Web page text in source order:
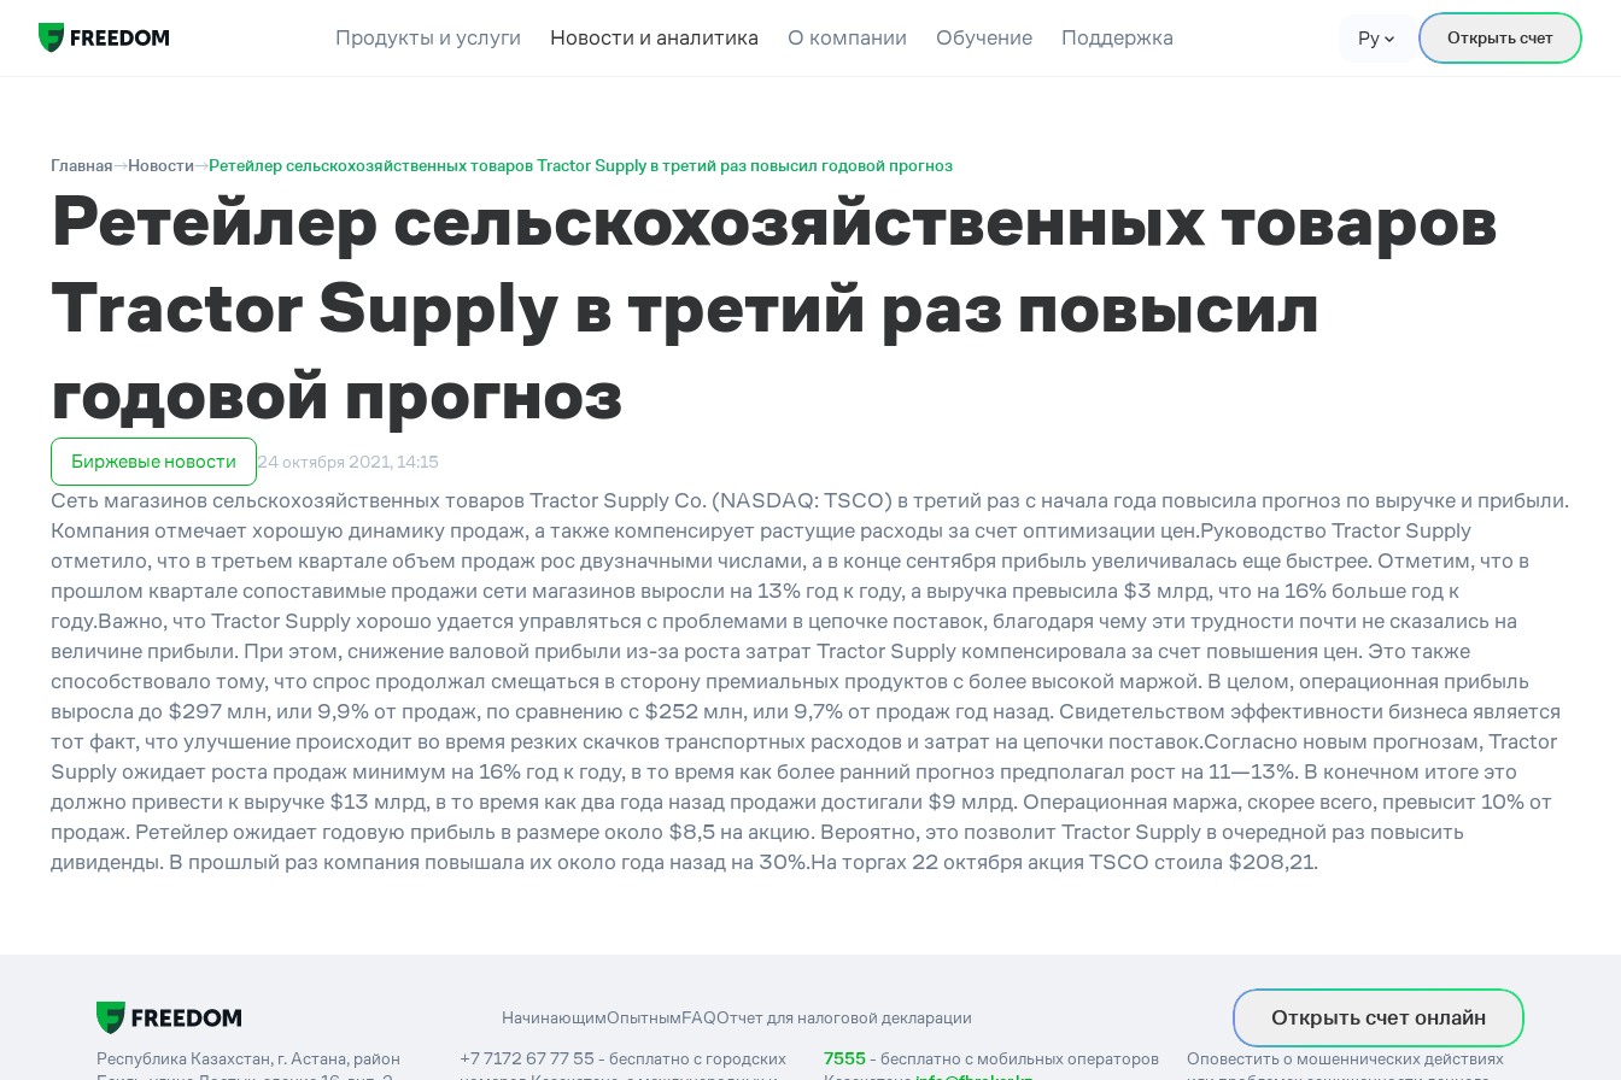
Продукты и услуги Новости и аналитика О компании Обучение Поддержка Ру Открыть счет
Главная Новости Ретейлер сельскохозяйственных товаров Tractor Supply в третий раз повысил годовой прогноз
Ретейлер сельскохозяйственных товаров
Tractor Supply в третий раз повысил
годовой прогноз
Биржевые новости 24 октября 2021, 14:15
Сеть магазинов сельскохозяйственных товаров Tractor Supply Co. (NASDAQ: TSCO) в третий раз с начала года повысила прогноз по выручке и прибыли.
Компания отмечает хорошую динамику продаж, а также компенсирует растущие расходы за счет оптимизации цен.Руководство Tractor Supply
отметило, что в третьем квартале объем продаж рос двузначными числами, а в конце сентября прибыль увеличивалась еще быстрее. Отметим, что в
прошлом квартале сопоставимые продажи сети магазинов выросли на 13% год к году, а выручка превысила $3 млрд, что на 16% больше год к
году.Важно, что Tractor Supply хорошо удается управляться с проблемами в цепочке поставок, благодаря чему эти трудности почти не сказались на
величине прибыли. При этом, снижение валовой прибыли из-за роста затрат Tractor Supply компенсировала за счет повышения цен. Это также
способствовало тому, что спрос продолжал смещаться в сторону премиальных продуктов с более высокой маржой. В целом, операционная прибыль
выросла до $297 млн, или 9,9% от продаж, по сравнению с $252 млн, или 9,7% от продаж год назад. Свидетельством эффективности бизнеса является
тот факт, что улучшение происходит во время резких скачков транспортных расходов и затрат на цепочки поставок.Согласно новым прогнозам, Tractor
Supply ожидает роста продаж минимум на 16% год к году, в то время как более ранний прогноз предполагал рост на 11—13%. В конечном итоге это
должно привести к выручке $13 млрд, в то время как два года назад продажи достигали $9 млрд. Операционная маржа, скорее всего, превысит 10% от
продаж. Ретейлер ожидает годовую прибыль в размере около $8,5 на акцию. Вероятно, это позволит Tractor Supply в очередной раз повысить
дивиденды. В прошлый раз компания повышала их около года назад на 30%.На торгах 22 октября акция TSCO стоила $208,21.
НачинающимОпытнымFAQОтчет для налоговой декларации Открыть счет онлайн
Республика Казахстан, г. Астана, район
+7 7172 67 77 55 - бесплатно с городских
7555- бесплатно с мобильных операторов
Оповестить о мошеннических действиях